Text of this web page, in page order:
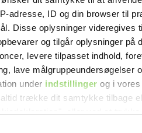
adresse, ID og din browser til
Disse oplysninger videregives
og tilgår oplysninger på
levere tilpasset indhold,
lave målgruppeundersøgelser
under indstillinger og i vores
trække dit samtykke tilbage
er …jeg lidt i tvivl
mig er det at hvile i
naturlige look.
…når solen
er fremme.